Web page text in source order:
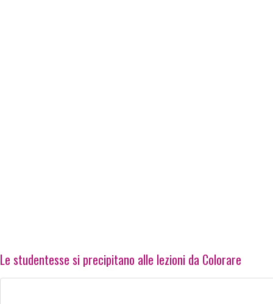
Le studentesse si precipitano alle lezioni da Colorare